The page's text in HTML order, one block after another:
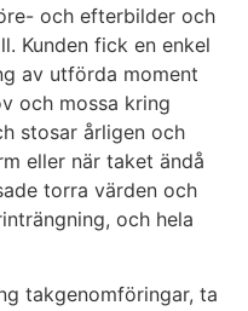
och efterbilder och
Kunden fick en enkel
av utförda moment
och mossa kring
stosar årligen och
eller när taket ändå
torra värden och
och hela
takgenomföringar, ta